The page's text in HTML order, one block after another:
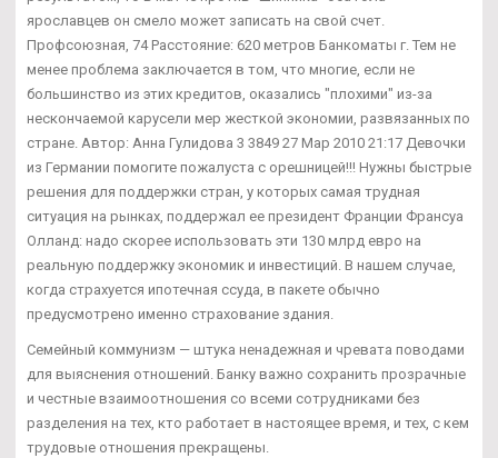
ярославцев он смело может записать на свой счет.
Профсоюзная, 74 Расстояние: 620 метров Банкоматы г. Тем не
менее проблема заключается в том, что многие, если не
большинство из этих кредитов, оказались "плохими" из-за
нескончаемой карусели мер жесткой экономии, развязанных по
стране. Автор: Анна Гулидова 3 3849 27 Мар 2010 21:17 Девочки
из Германии помогите пожалуста с орешницей!!! Нужны быстрые
решения для поддержки стран, у которых самая трудная
ситуация на рынках, поддержал ее президент Франции Франсуа
Олланд: надо скорее использовать эти 130 млрд евро на
реальную поддержку экономик и инвестиций. В нашем случае,
когда страхуется ипотечная ссуда, в пакете обычно
предусмотрено именно страхование здания.
Семейный коммунизм — штука ненадежная и чревата поводами
для выяснения отношений. Банку важно сохранить прозрачные
и честные взаимоотношения со всеми сотрудниками без
разделения на тех, кто работает в настоящее время, и тех, с кем
трудовые отношения прекращены.